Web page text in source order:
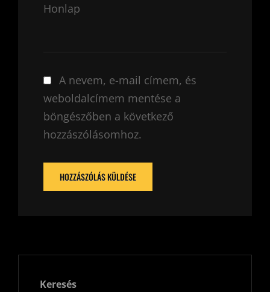
Honlap
A nevem, e-mail címem, és
weboldalcímem mentése a
böngészőben a következő
hozzászólásomhoz.
Keresés